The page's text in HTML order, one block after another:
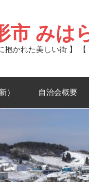
市 みは
抱かれた美しい街 】
） 自治会概要